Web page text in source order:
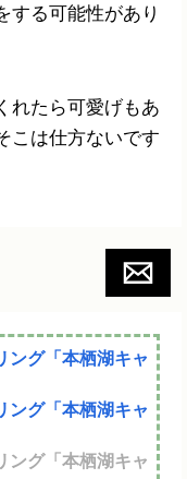
する可能性があり
れたら可愛げもあ
こは仕方ないです
ング「本栖湖キャ
ング「本栖湖キャ
ング「本栖湖キャ